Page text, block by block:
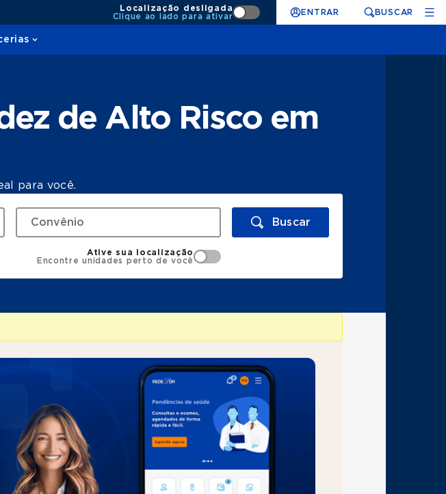
Localização desligada
Clique ao lado para ativar
ENTRAR BUSCAR
de Alto Risco em
para você.
Buscar
Ative sua localização
Encontre unidades perto de você